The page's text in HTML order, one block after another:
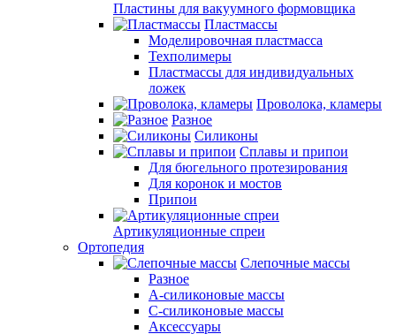
Пластины для вакуумного формовщика
Пластмассы
Моделировочная пластмасса
Техполимеры
Пластмассы для индивидуальных
ложек
Проволока, кламеры
Разное
Силиконы
Сплавы и припои
Для бюгельного протезирования
Для коронок и мостов
Припои
Артикуляционные спреи
Ортопедия
Слепочные массы
Разное
А-силиконовые массы
С-силиконовые массы
Аксессуары